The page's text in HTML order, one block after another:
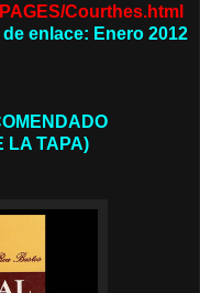
Courthes.html
enlace: Enero 2012
LA TAPA)